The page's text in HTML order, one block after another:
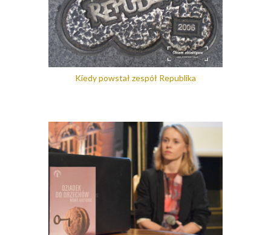
Kiedy powstał zespół Republika